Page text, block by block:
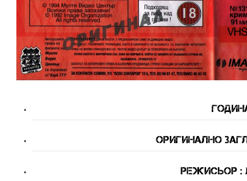
оригинално
Режисьор :